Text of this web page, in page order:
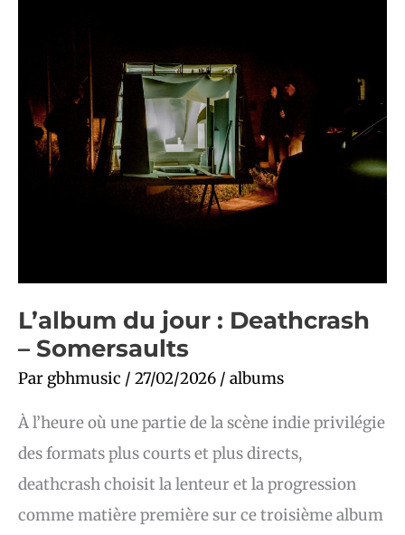
L’album du jour : Deathcrash
– Somersaults
Par gbhmusic / 27/02/2026 / albums
À l’heure où une partie de la scène indie privilégie
des formats plus courts et plus directs,
deathcrash choisit la lenteur et la progression
comme matière première sur ce troisième album